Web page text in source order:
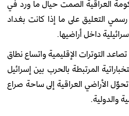
العراقية الصمت حيال ما ورد في
التعليق على ما إذا كانت بغداد
داخل أراضيها.
التوترات الإقليمية واتساع نطاق
المرتبطة بالحرب بين إسرائيل
الأراضي العراقية إلى ساحة صراع
والدولية.